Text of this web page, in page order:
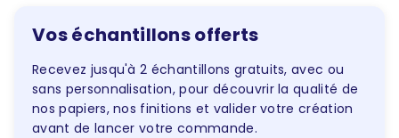
Vos échantillons offerts
Recevez jusqu'à 2 échantillons gratuits, avec ou
sans personnalisation, pour découvrir la qualité de
nos papiers, nos finitions et valider votre création
avant de lancer votre commande.